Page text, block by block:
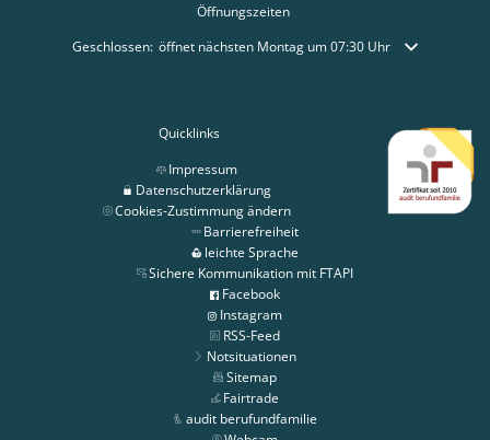
Öffnungszeiten
Klicken, um weitere Öffnungs- oder Schließzeiten auszublenden
Geschlossen: öffnet nächsten Montag um 07:30 Uhr
Quicklinks
Impressum
Datenschutzerklärung
Cookies-Zustimmung ändern
Barrierefreiheit
leichte Sprache
Sichere Kommunikation mit FTAPI
Facebook
Instagram
RSS-Feed
Notsituationen
Sitemap
Fairtrade
audit berufundfamilie